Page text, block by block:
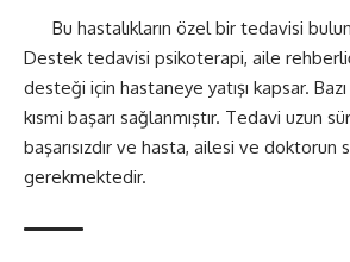
Bu hastalıkların özel bir tedavisi
Destek tedavisi psikoterapi, aile
desteği için hastaneye yatışı kapsar.
kısmi başarı sağlanmıştır. Tedavi uzun
başarısızdır ve hasta, ailesi ve doktorun
gerekmektedir.